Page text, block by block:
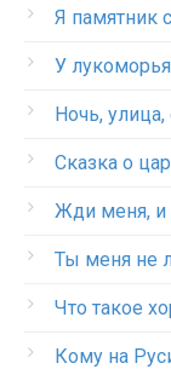
Я памятник
У
Ночь,
Сказка о
Жди меня, и
Ты меня не
Что такое
Кому на